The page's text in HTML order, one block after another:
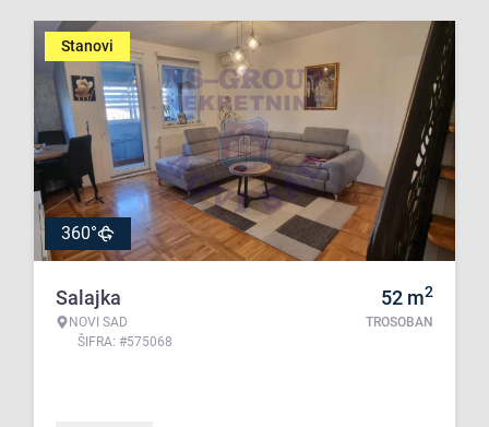
Stanovi
360°
Salajka
NOVI SAD
ŠIFRA: #575068
52 m2
TROSOBAN